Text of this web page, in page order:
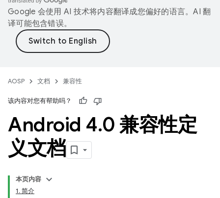
Google 会使用 AI 技术将内容翻译成您偏好的语言。AI 翻
译可能包含错误。
AOSP 文档 兼容性
该内容对您有帮助吗？
Android 4.0 兼容性定
义文档
本页内容
1. 简介